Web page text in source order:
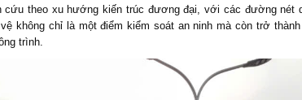
cứu theo xu hướng kiến trúc đương đại, với các đường nét
không chỉ là một điểm kiểm soát an ninh mà còn trở
trình.